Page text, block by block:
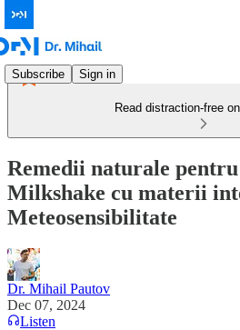
Subscribe Sign in
Read distraction-free
Remedii naturale
Milkshake cu materii
Meteosensibilitate
Dr. Mihail Pautov
Dec 07, 2024
Listen